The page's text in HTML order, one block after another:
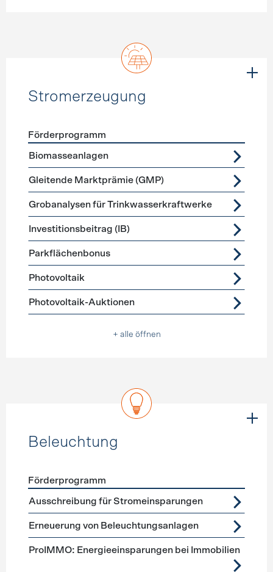
Stromerzeugung
Förderprogramme
Förderprogramm
Biomasseanlagen
Gleitende Marktprämie (GMP)
Grobanalysen für Trinkwasserkraftwerke
Investitionsbeitrag (IB)
Parkflächenbonus
Photovoltaik
Photovoltaik-Auktionen
+ alle öffnen
Beleuchtung
Förderprogramme Beleuchtung
Förderprogramm
Ausschreibung für Stromeinsparungen
Erneuerung von Beleuchtungsanlagen
ProIMMO: Energieeinsparungen bei Immobilien